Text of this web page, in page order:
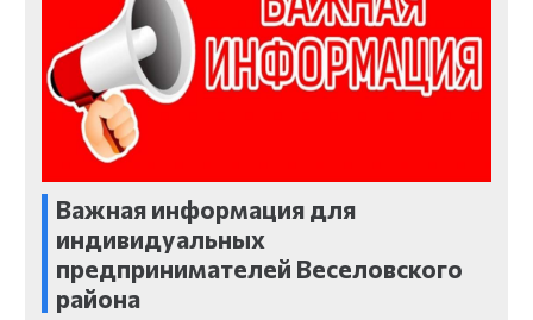
Важная информация для
индивидуальных
предпринимателей Веселовского
района